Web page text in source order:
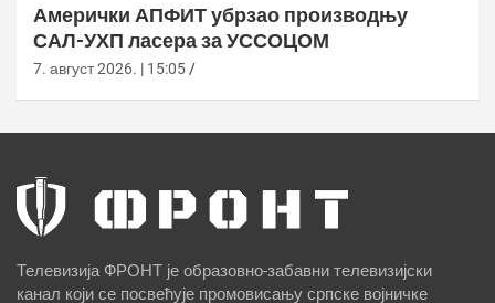
Амерички АПФИТ убрзао производњу
САЛ-УХП ласера за УССОЦОМ
7. август 2026. | 15:05
Телевизија ФРОНТ је образовно-забавни телевизијски
канал који се посвећује промовисању српске војничке